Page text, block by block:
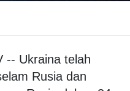
-- Ukraina telah
Rusia dan